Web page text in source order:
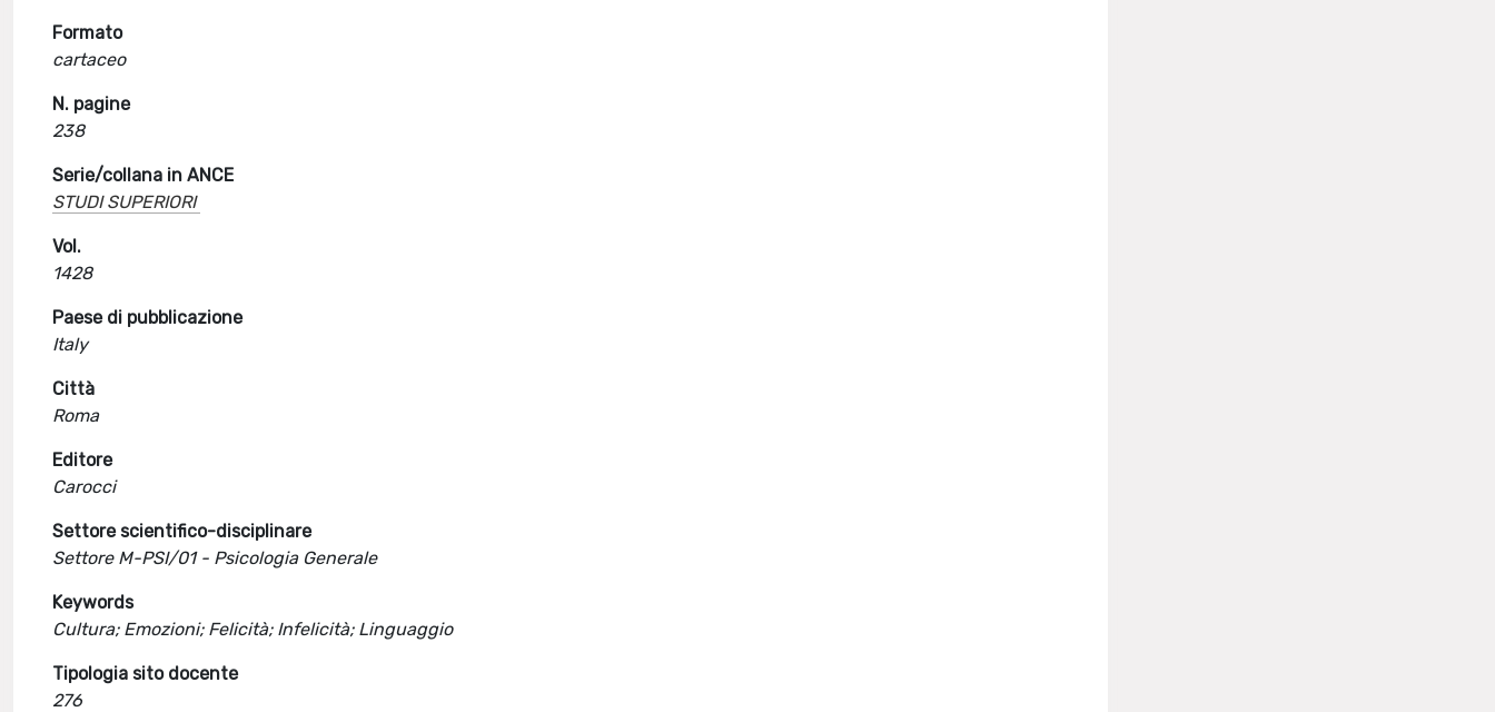
Formato
cartaceo
N. pagine
238
Serie/collana in ANCE
STUDI SUPERIORI
Vol.
1428
Paese di pubblicazione
Italy
Città
Roma
Editore
Carocci
Settore scientifico-disciplinare
Settore M-PSI/01 - Psicologia Generale
Keywords
Cultura; Emozioni; Felicità; Infelicità; Linguaggio
Tipologia sito docente
276